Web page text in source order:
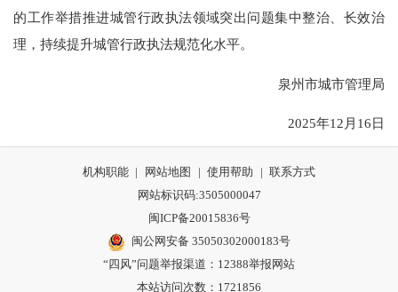
的工作举措推进城管行政执法领域突出问题集中整治、长效治
理，持续提升城管行政执法规范化水平。
泉州市城市管理局
2025年12月16日
机构职能 | 网站地图 | 使用帮助 | 联系方式
网站标识码:3505000047
闽ICP备20015836号
闽公网安备 35050302000183号
“四风”问题举报渠道： 12388举报网站
本站访问次数：1721856